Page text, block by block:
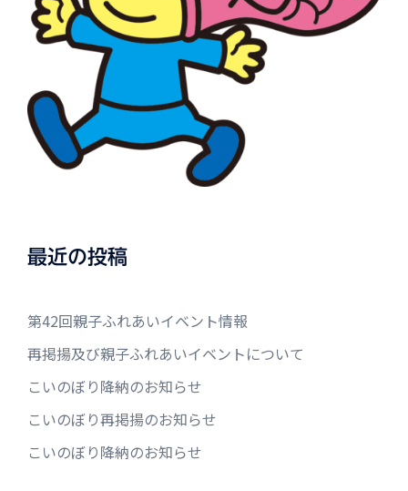
最近の投稿
第42回親子ふれあいイベント情報
再掲揚及び親子ふれあいイベントについて
こいのぼり降納のお知らせ
こいのぼり再掲揚のお知らせ
こいのぼり降納のお知らせ